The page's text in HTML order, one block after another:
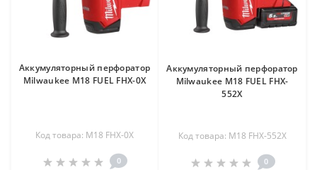
Аккумуляторный перфоратор
Milwaukee M18 FUEL FHX-0X
Код товара: M18 FHX-0X
0
Аккумуляторный перфоратор
Milwaukee M18 FUEL FHX-
552X
Код товара: M18 FHX-552X
0